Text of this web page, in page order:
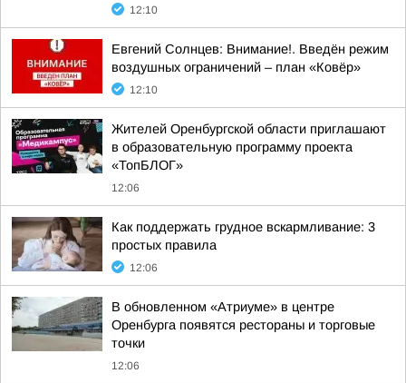
12:10
Евгений Солнцев: Внимание!. Введён режим
воздушных ограничений – план «Ковёр»
12:10
Жителей Оренбургской области приглашают
в образовательную программу проекта
«ТопБЛОГ»
12:06
Как поддержать грудное вскармливание: 3
простых правила
12:06
В обновленном «Атриуме» в центре
Оренбурга появятся рестораны и торговые
точки
12:06